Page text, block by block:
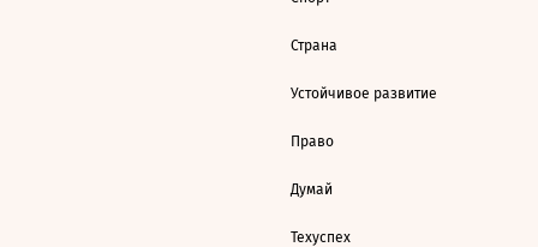
Страна
Устойчивое развитие
Право
Думай
Техуспех